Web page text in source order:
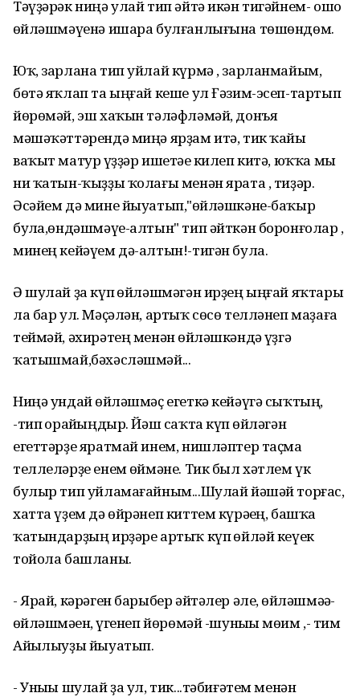
Тәүҙәрәк ниңә улай тип әйтә икән тигәйнем- ошо
һөйләшмәүенә ишара булғанлығына төшөндөм.
Юҡ, зарлана тип уйлай күрмә , зарланмайым,
бөтә яҡлап та ыңғай кеше ул Ғәзим-эсеп-тартып
йөрөмәй, эш хаҡын тәләфләмәй, донъя
мәшәҡәттәрендә миңә ярҙам итә, тик ҡайһы
ваҡыт матур һүҙҙәр ишетәһе килеп китә, юҡҡа мы
ни ҡатын-ҡыҙҙы ҡолағы менән ярата , тиҙәр.
Әсәйем дә мине йыуатып,"һөйләшкәне-баҡыр
булһа,өндәшмәүе-алтын" тип әйткән боронғолар ,
минең кейәүем дә-алтын!-тигән була.
Ә шулай ҙа күп һөйләшмәгән ирҙең ыңғай яҡтары
ла бар ул. Мәҫәлән, артыҡ сөсө телләнеп маҙаға
теймәй, әхирәтең менән һөйләшкәндә һүҙгә
ҡатышмай,бәхәсләшмәй...
Ниңә ундай һөйләшмәҫ егеткә кейәүгә сыҡтың,
-тип һорайһыңдыр. Йәш саҡта күп һөйләгән
егеттәрҙе яратмай инем, нишләптер таҫма
теллеләрҙе енем һөймәне. Тик был хәтлем үк
булыр тип уйламағайным...Шулай йәшәй торғас,
хатта үҙем дә өйрәнеп киттем күрәһең, башҡа
ҡатындарҙың ирҙәре артыҡ күп һөйләй кеүек
тойола башланы.
- Ярай, кәрәген барыбер әйтәлер әле, һөйләшмәһә-
һөйләшмәһен, һүгенеп йөрөмәй -шуныһы мөһим ,- тим
Айһылыуҙы йыуатып.
- Уныһы шулай ҙа ул, тик...тәбиғәтем менән